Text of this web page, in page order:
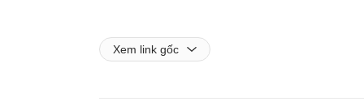
Xem link gốc